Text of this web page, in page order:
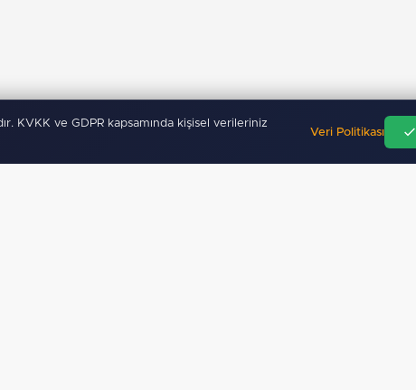
KVKK ve GDPR kapsamında kişisel verileriniz
Veri Politikası